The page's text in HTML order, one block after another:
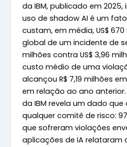
da IBM, publicado em
uso de shadow AI é um
custam, em média, US$
global de um incidente de
milhões contra US$ 3,96
custo médio de uma
alcançou R$ 7,19 milhões
em relação ao ano
da IBM revela um dado
qualquer comitê de risco:
que sofreram violações
aplicações de IA relataram